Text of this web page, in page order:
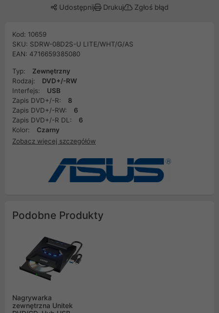
Udostępnij Drukuj Zgłoś błąd
Kod: 10659
SKU: SDRW-08D2S-U LITE/WHT/G/AS
EAN: 4716659385080
Typ:
Zewnętrzny
Rodzaj:
DVD+/-RW
Interfejs:
USB
Zapis DVD+/-R:
8
Zapis DVD+/-RW:
6
Zapis DVD+/-R DL:
6
Kolor:
Czarny
Zobacz więcej szczegółów
Podobne Produkty
Nagrywarka
zewnętrzna Unitek